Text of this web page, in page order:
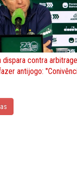
contra
antijogo: